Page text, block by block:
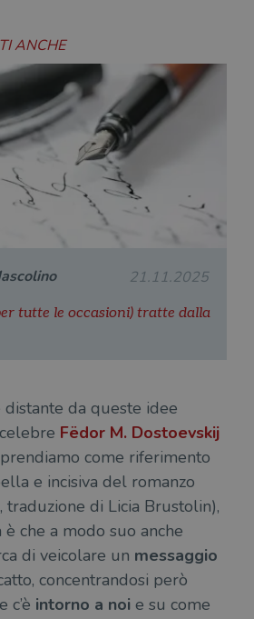
ANCHE
21.11.2025
tutte le occasioni) tratte dalla
da queste idee
Fëdor M. Dostoevskij
come riferimento
e incisiva del romanzo
traduzione di Licia Brustolin),
che a modo suo anche
di veicolare un messaggio
concentrandosi però
c’è intorno a noi e su come